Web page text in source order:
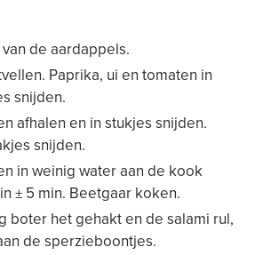
de aardappels.
Paprika, ui en tomaten in
snijden.
afhalen en in stukjes snijden.
snijden.
in weinig water aan de kook
± 5 min. Beetgaar koken.
boter het gehakt en de salami rul,
de sperzieboontjes.